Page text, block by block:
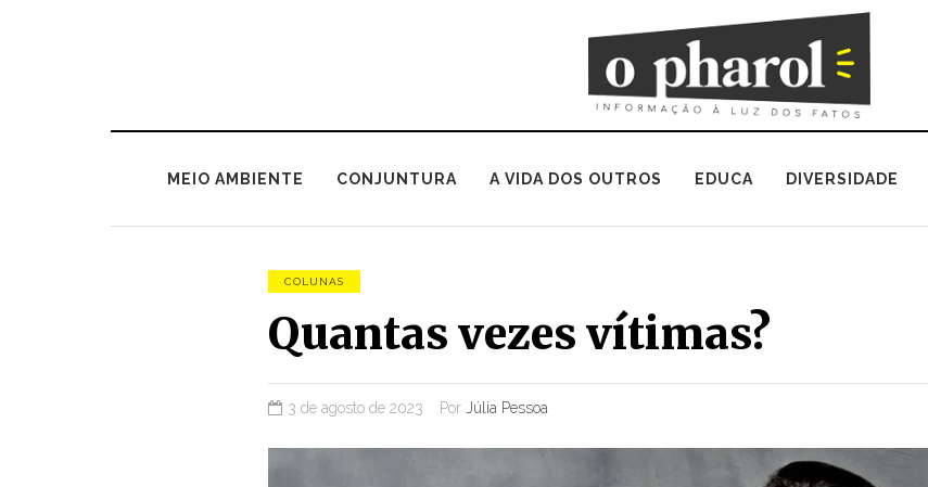
MEIO AMBIENTE CONJUNTURA A VIDA DOS OUTROS EDUCA DIVERSIDADE
COLUNAS
Quantas vezes vítimas?
3 de agosto de 2023 Por Júlia Pessoa